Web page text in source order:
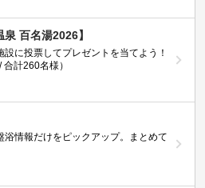
泉 百名湯2026】
設に投票してプレゼントを当てよう！
合計260名様）
浴情報だけをピックアップ。まとめて